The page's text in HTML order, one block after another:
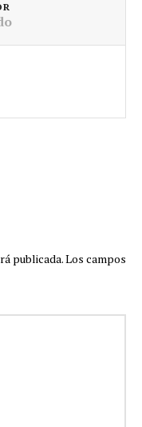
publicada.Los campos